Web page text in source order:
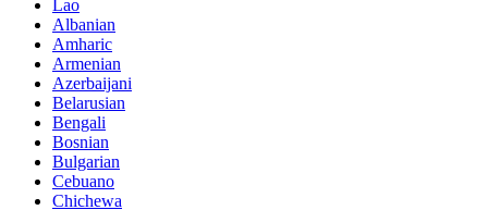
Lao
Albanian
Amharic
Armenian
Azerbaijani
Belarusian
Bengali
Bosnian
Bulgarian
Cebuano
Chichewa